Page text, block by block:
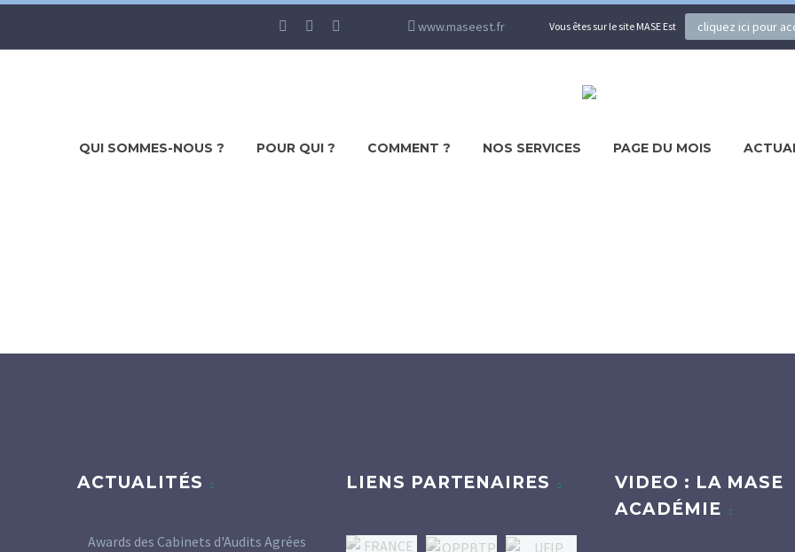
www.maseest.fr Vous êtes sur le site MASE Est cliquez ici pour
QUI SOMMES-NOUS ? POUR QUI ? COMMENT ? NOS SERVICES PAGE DU MOIS
ACTUALITÉS
Awards des Cabinets d'Audits Agrées
LIENS PARTENAIRES
VIDEO : LA MASE
ACADÉMIE